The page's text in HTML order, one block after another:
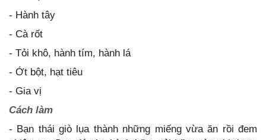
- Hành tây
- Cà rốt
- Tỏi khô, hành tím, hành lá
- Ớt bột, hạt tiêu
- Gia vị
Cách làm
- Bạn thái giò lụa thành những miếng vừa ăn rồi đem